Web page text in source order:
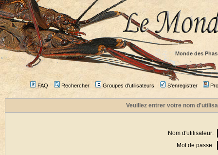
Monde des
FAQ Rechercher Groupes d'utilisateurs S'enregistrer
Veuillez entrer votre nom
Nom d'utilisateur:
Mot de passe: